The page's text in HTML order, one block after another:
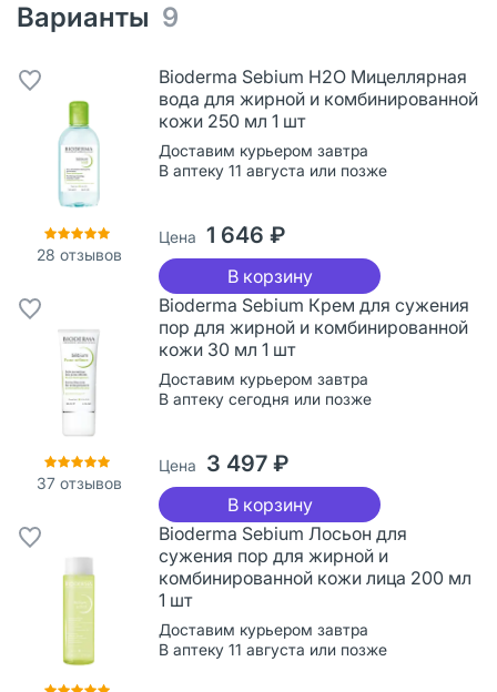
Варианты 9
28 отзывов
Bioderma Sebium H2O Мицеллярная
вода для жирной и комбинированной
кожи 250 мл 1 шт
Доставим курьером завтра
В аптеку 11 августа или позже
Цена 1 646 ₽
В корзину
37отзывов
Bioderma Sebium Крем для сужения
пор для жирной и комбинированной
кожи 30 мл 1 шт
Доставим курьером завтра
В аптеку сегодня или позже
Цена 3 497 ₽
В корзину
Bioderma Sebium Лосьон для
сужения пор для жирной и
комбинированной кожи лица 200 мл
1 шт
Доставим курьером завтра
В аптеку 11 августа или позже